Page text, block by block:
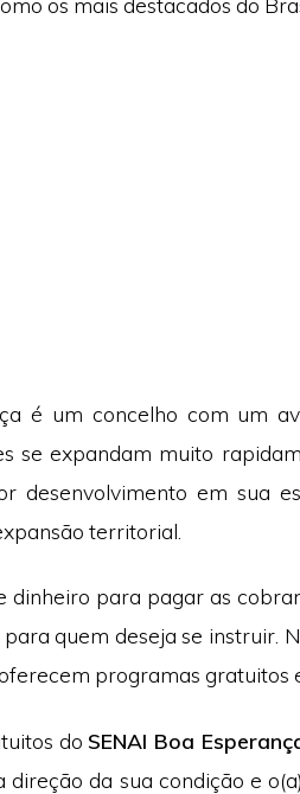
é um concelho com um
se expandam muito
desenvolvimento em sua
territorial.
dinheiro para pagar as
quem deseja se instruir.
programas gratuitos
do SENAI Boa
da sua condição e